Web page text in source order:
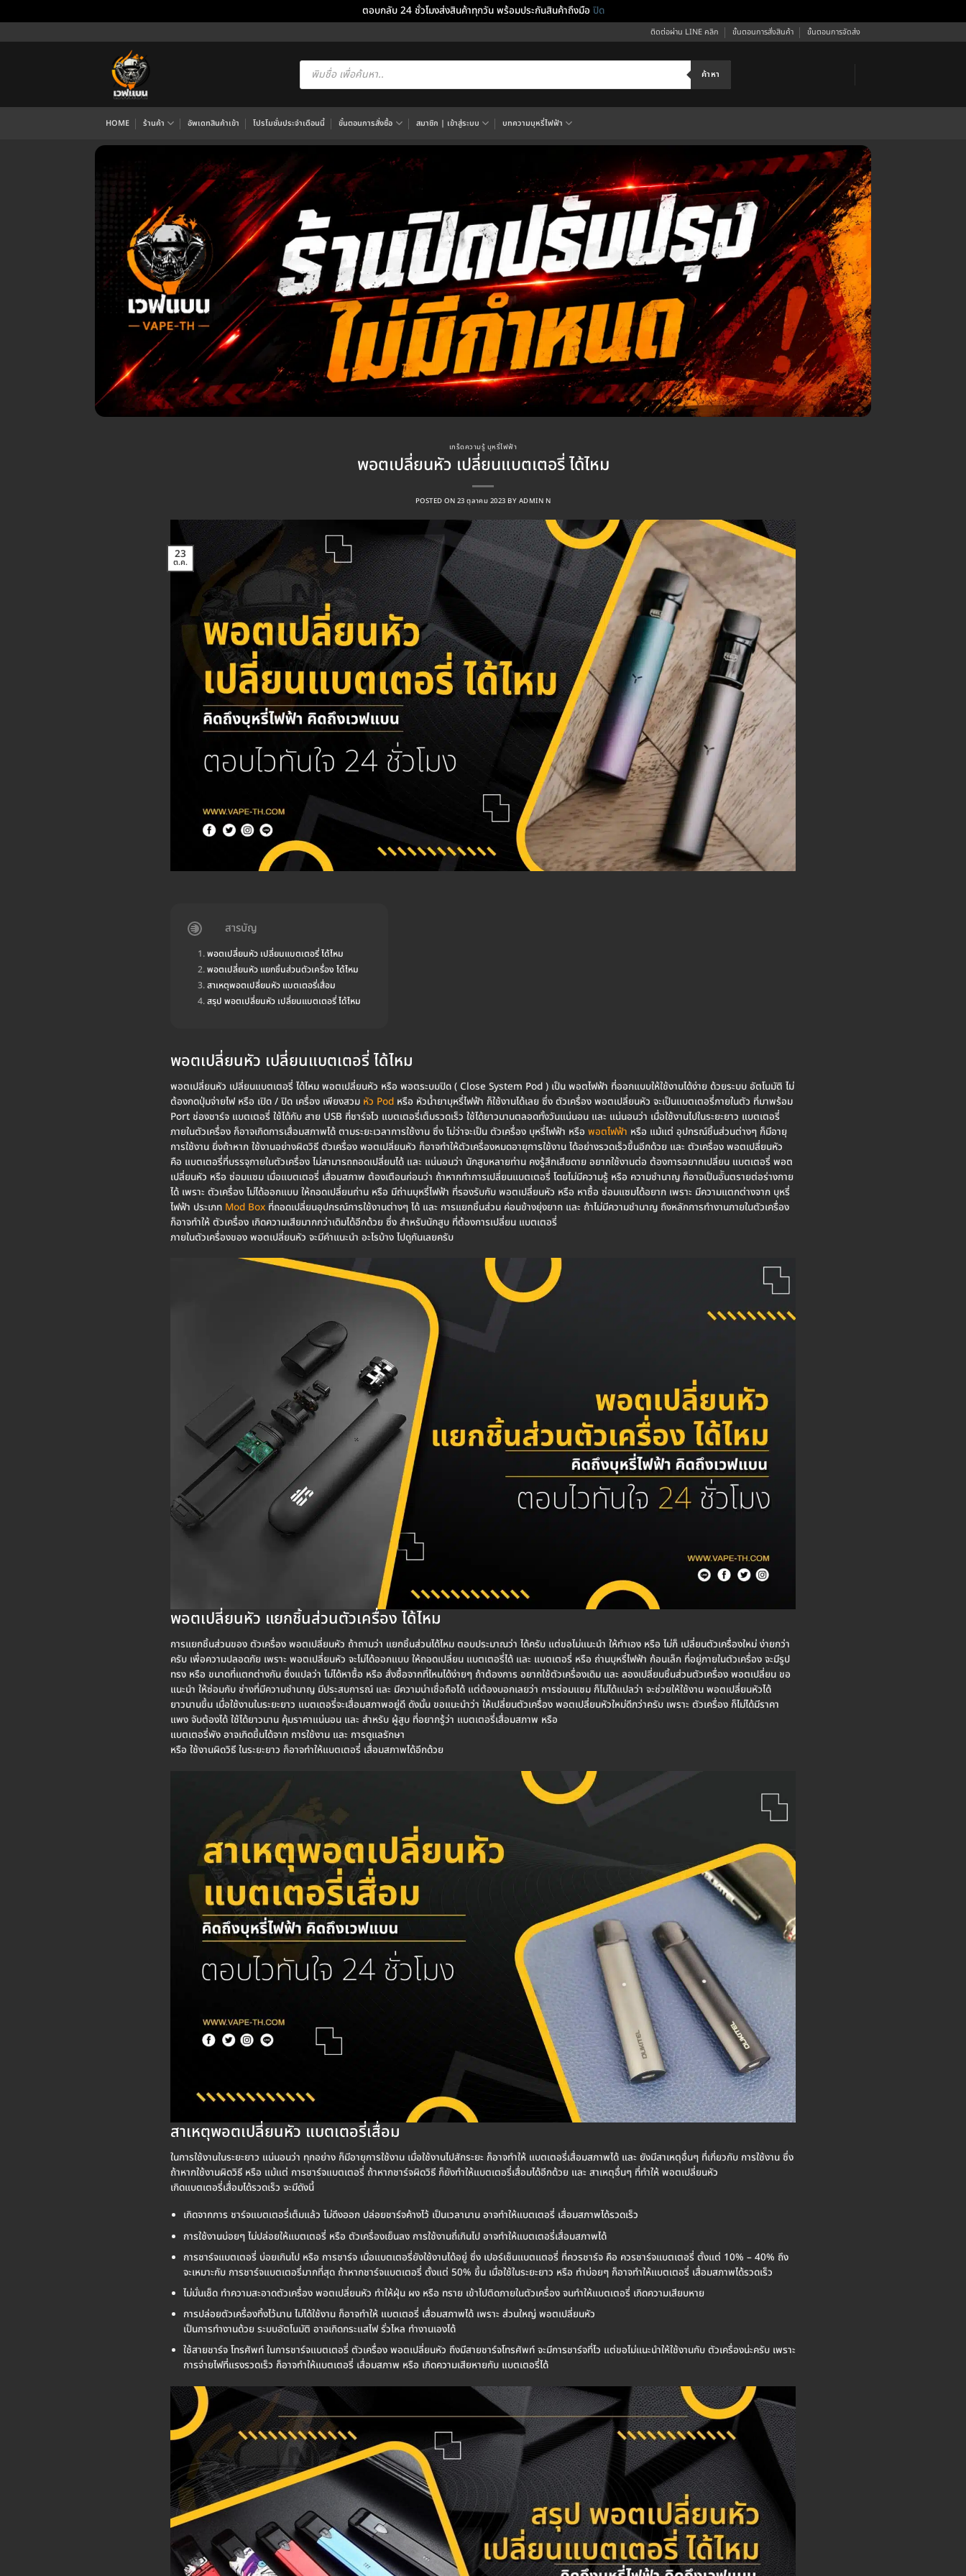
ตอบกลับ 24 ชั่วโมงส่งสินค้าทุกวัน พร้อมประกันสินค้าถึงมือ ปิด
ไป
ติดต่อผ่าน LINE คลิก ขั้นตอนการสั่งสินค้า ขั้นตอนการจัดส่ง
Products
search ค้าหา
HOME ร้านค้า อัพเดทสินค้าเข้า โปรโมชั่นประจำเดือนนี้ ขั้นตอนการสั่งซื้อ สมาชิก | เข้าสู่ระบบ บทความบุหรี่ไฟฟ้า
เกร็ดความรู้ บุหรี่ไฟฟ้า
พอตเปลี่ยนหัว เปลี่ยนแบตเตอรี่ ได้ไหม
POSTED ON 23 ตุลาคม 2023 BY ADMIN N
23
ต.ค.
สารบัญ
พอตเปลี่ยนหัว เปลี่ยนแบตเตอรี่ ได้ไหม
พอตเปลี่ยนหัว แยกชิ้นส่วนตัวเครื่อง ได้ไหม
สาเหตุพอตเปลี่ยนหัว แบตเตอรี่เสื่อม
สรุป พอตเปลี่ยนหัว เปลี่ยนแบตเตอรี่ ได้ไหม
พอตเปลี่ยนหัว เปลี่ยนแบตเตอรี่ ได้ไหม
พอตเปลี่ยนหัว เปลี่ยนแบตเตอรี่ ได้ไหม พอตเปลี่ยนหัว หรือ พอตระบบปิด ( Close System Pod ) เป็น พอตไฟฟ้า ที่ออกแบบให้ใช้งานได้ง่าย ด้วยระบบ อัตโนมัติ ไม่
ต้องกดปุ่มจ่ายไฟ หรือ เปิด / ปิด เครื่อง เพียงสวม หัว Pod หรือ หัวน้ำยาบุหรี่ไฟฟ้า ก็ใช้งานได้เลย ซึ่ง ตัวเครื่อง พอตเปลี่ยนหัว จะเป็นแบตเตอรี่ภายในตัว ที่มาพร้อม
Port ช่องชาร์จ แบตเตอรี่ ใช้ได้กับ สาย USB ที่ชาร์จไว แบตเตอรี่เต็มรวดเร็ว ใช้ได้ยาวนานตลอดทั้งวันแน่นอน และ แน่นอนว่า เมื่อใช้งานไปในระยะยาว แบตเตอรี่
ภายในตัวเครื่อง ก็อาจเกิดการเสื่อมสภาพได้ ตามระยะเวลาการใช้งาน ซึ่ง ไม่ว่าจะเป็น ตัวเครื่อง บุหรี่ไฟฟ้า หรือ พอตไฟฟ้า หรือ แม้แต่ อุปกรณ์ชิ้นส่วนต่างๆ ก็มีอายุ
การใช้งาน ยิ่งถ้าหาก ใช้งานอย่างผิดวิธี ตัวเครื่อง พอตเปลี่ยนหัว ก็อาจทำให้ตัวเครื่องหมดอายุการใช้งาน ได้อย่างรวดเร็วขึ้นอีกด้วย และ ตัวเครื่อง พอตเปลี่ยนหัว
คือ แบตเตอรี่ที่บรรจุภายในตัวเครื่อง ไม่สามารถถอดเปลี่ยนได้ และ แน่นอนว่า นักสูบหลายท่าน คงรู้สึกเสียดาย อยากใช้งานต่อ ต้องการอยากเปลี่ยน แบตเตอรี่ พอต
เปลี่ยนหัว หรือ ซ่อมแซม เมื่อแบตเตอรี่ เสื่อมสภาพ ต้องเตือนก่อนว่า ถ้าหากทำการเปลี่ยนแบตเตอรี่ โดยไม่มีความรู้ หรือ ความชำนาญ ก็อาจเป็นอัันตรายต่อร่างกาย
ได้ เพราะ ตัวเครื่อง ไม่ได้ออกแบบ ให้ถอดเปลี่ยนถ่าน หรือ มีถ่านบุหรี่ไฟฟ้า ที่รองรับกับ พอตเปลี่ยนหัว หรือ หาซื้อ ซ่อมแซมได้อยาก เพราะ มีความแตกต่างจาก บุหรี่
ไฟฟ้า ประเภท Mod Box ที่ถอดเปลี่ยนอุปกรณ์การใช้งานต่างๆ ได้ และ การแยกชิ้นส่วน ค่อนข้างยุ่งยาก และ ถ้าไม่มีความชำนาญ ถึงหลักการทำงานภายในตัวเครื่อง
ก็อาจทำให้ ตัวเครื่อง เกิดความเสียมากกว่าเดิมได้อีกด้วย ซึ่ง สำหรับนักสูบ ที่ต้องการเปลี่ยน แบตเตอรี่
ภายในตัวเครื่องของ พอตเปลี่ยนหัว จะมีคำแนะนำ อะไรบ้าง ไปดูกันเลยครับ
พอตเปลี่ยนหัว แยกชิ้นส่วนตัวเครื่อง ได้ไหม
การแยกชิ้นส่วนของ ตัวเครื่อง พอตเปลี่ยนหัว ถ้าถามว่า แยกชิ้นส่วนได้ไหม ตอบประมาณว่า ได้ครับ แต่ขอไม่แนะนำ ให้ทำเอง หรือ ไม่ก็ เปลี่ยนตัวเครื่องใหม่ ง่ายกว่า
ครับ เพื่อความปลอดภัย เพราะ พอตเปลี่ยนหัว จะไม่ได้ออกแบบ ให้ถอดเปลี่ยน แบตเตอรี่ได้ และ แบตเตอรี่ หรือ ถ่านบุหรี่ไฟฟ้า ก้อนเล็ก ที่อยู่ภายในตัวเครื่อง จะมีรูป
ทรง หรือ ขนาดที่แตกต่างกัน ซึ่งแปลว่า ไม่ได้หาซื้อ หรือ สั่งซื้อจากที่ไหนได้ง่ายๆ ถ้าต้องการ อยากใช้ตัวเครื่องเดิม และ ลองเปลี่ยนชิ้นส่วนตัวเครื่อง พอตเปลี่ยน ขอ
แนะนำ ให้ซ่อมกับ ช่างที่มีความชำนาญ มีประสบการณ์ และ มีความน่าเชื่อถือได้ แต่ต้องบอกเลยว่า การซ่อมแซม ก็ไม่ได้แปลว่า จะช่วยให้ใช้งาน พอตเปลี่ยนหัวได้
ยาวนานขึ้น เมื่อใช้งานในระยะยาว แบตเตอรี่จะเสื่อมสภาพอยู่ดี ดังนั้น ขอแนะนำว่า ให้เปลี่ยนตัวเครื่อง พอตเปลี่ยนหัวใหม่ดีกว่าครับ เพราะ ตัวเครื่อง ก็ไม่ได้มีราคา
แพง จับต้องได้ ใช้ได้ยาวนาน คุ้มราคาแน่นอน และ สำหรับ ผู้สูบ ที่อยากรู้ว่า แบตเตอรี่เสื่อมสภาพ หรือ
แบตเตอรี่พัง อาจเกิดขึ้นได้จาก การใช้งาน และ การดูแลรักษา
หรือ ใช้งานผิดวิธี ในระยะยาว ก็อาจทำให้แบตเตอรี่ เสื่อมสภาพได้อีกด้วย
สาเหตุพอตเปลี่ยนหัว แบตเตอรี่เสื่อม
ในการใช้งานในระยะยาว แน่นอนว่า ทุกอย่าง ก็มีอายุการใช้งาน เมื่อใช้งานไปสักระยะ ก็อาจทำให้ แบตเตอรี่เสื่อมสภาพได้ และ ยังมีสาเหตุอื่นๆ ที่เกี่ยวกับ การใช้งาน ซึ่ง
ถ้าหากใช้งานผิดวิธี หรือ แม้แต่ การชาร์จแบตเตอรี่ ถ้าหากชาร์จผิดวิธี ก็ยังทำให้แบตเตอรี่เสื่อมได้อีกด้วย และ สาเหตุอื่นๆ ที่ทำให้ พอตเปลี่ยนหัว
เกิดแบตเตอรี่เสื่อมได้รวดเร็ว จะมีดังนี้
เกิดจากการ ชาร์จแบตเตอรี่เต็มแล้ว ไม่ดึงออก ปล่อยชาร์จค้างไว้ เป็นเวลานาน อาจทำให้แบตเตอรี่ เสื่อมสภาพได้รวดเร็ว
การใช้งานบ่อยๆ ไม่ปล่อยให้แบตเตอรี่ หรือ ตัวเครื่องเย็นลง การใช้งานถี่เกินไป อาจทำให้แบตเตอรี่เสื่อมสภาพได้
การชาร์จแบตเตอรี่ บ่อยเกินไป หรือ การชาร์จ เมื่อแบตเตอรี่ยังใช้งานได้อยู่ ซึ่ง เปอร์เซ็นแบตเเตอรี่ ที่ควรชาร์จ คือ ควรชาร์จแบตเตอรี่ ตั้งแต่ 10% – 40% ถึง
จะเหมาะกับ การชาร์จแบตเตอรี่มากที่สุด ถ้าหากชาร์จแบตเตอรี่ ตั้งแต่ 50% ขึ้น เมื่อใช้ในระยะยาว หรือ ทำบ่อยๆ ก็อาจทำให้แบตเตอรี่ เสื่อมสภาพได้รวดเร็ว
ไม่มั่นเช็ด ทำความสะอาดตัวเครื่อง พอตเปลี่ยนหัว ทำให้ฝุ่น ผง หรือ ทราย เข้าไปติดภายในตัวเครื่อง จนทำให้แบตเตอรี่ เกิดความเสียบหาย
การปล่อยตัวเครื่องทิ้งไว้นาน ไม่ได้ใช้งาน ก็อาจทำให้ แบตเตอรี่ เสื่อมสภาพได้ เพราะ ส่วนใหญ่ พอตเปลี่ยนหัว
เป็นการทำงานด้วย ระบบอัตโนมัติ อาจเกิดกระแสไฟ รั่วไหล ทำงานเองได้
ใช้สายชาร์จ โทรศัพท์ ในการชาร์จแบตเตอรี่ ตัวเครื่อง พอตเปลี่ยนหัว ถึงมีสายชาร์จโทรศัพท์ จะมีการชาร์จที่ไว แต่ขอไม่แนะนำให้ใช้งานกับ ตัวเครื่องน่ะครับ เพราะ
การจ่ายไฟที่แรงรวดเร็ว ก็อาจทำให้แบตเตอรี่ เสื่อมสภาพ หรือ เกิดความเสียหายกับ แบตเตอรี่ได้